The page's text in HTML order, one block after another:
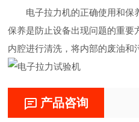
电子拉力机的正确使用和保
保养是防止设备出现问题的重要
内腔进行清洗，将内部的废油和
产品咨询